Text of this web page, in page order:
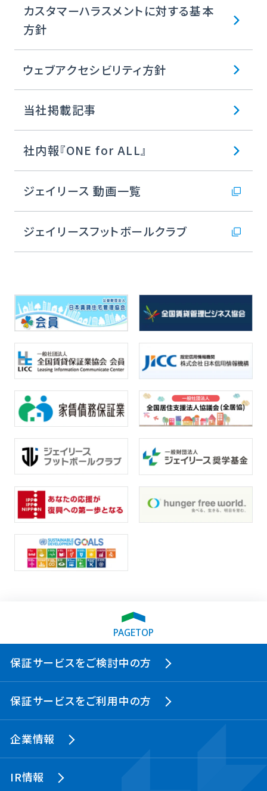
カスタマーハラスメントに対する基本
方針
ウェブアクセシビリティ方針
当社掲載記事
社内報『ONE for ALL』
ジェイリース 動画一覧
ジェイリースフットボールクラブ
PAGETOP
保証サービスをご検討中の方
保証サービスをご利用中の方
企業情報
IR情報